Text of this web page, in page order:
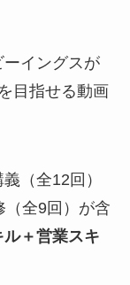
イングスが
目指せる動画
（全12回）
（全9回）が含
＋営業スキ